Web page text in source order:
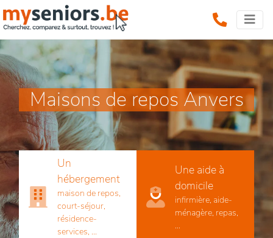
Maisons de repos Anvers
Un
hébergement
maison de repos,
court-séjour,
résidence-
services, ...
Une aide à
domicile
infirmière, aide-
ménagère, repas,
...